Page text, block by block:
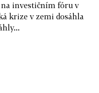
investičním fóru v
krize v zemi dosáhla